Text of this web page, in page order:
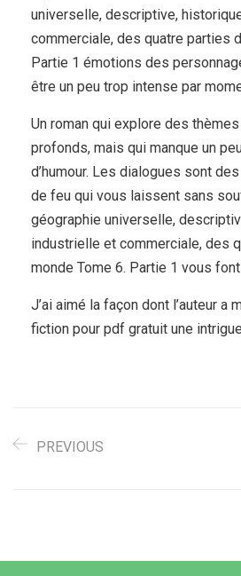
universelle, descriptive,
commerciale, des quatre parties
Partie 1 émotions des
être un peu trop intense par
Un roman qui explore des
profonds, mais qui manque un
d’humour. Les dialogues sont
de feu qui vous laissent sans
géographie universelle,
industrielle et commerciale, des
monde Tome 6. Partie 1 vous
J’ai aimé la façon dont l’auteur a
fiction pour pdf gratuit une
PREVIOUS